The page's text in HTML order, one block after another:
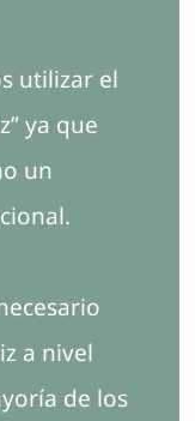
utilizar el
ya que
un
a nivel
de los